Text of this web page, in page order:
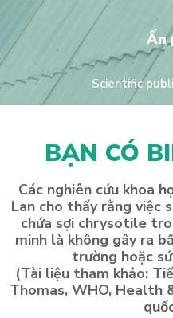
Ấn
Scientific
BẠN CÓ
Các nghiên cứu khoa
Lan cho thấy rằng việc
chứa sợi chrysotile
minh là không gây ra
trường hoặc
(Tài liệu tham khảo:
Thomas, WHO, Health